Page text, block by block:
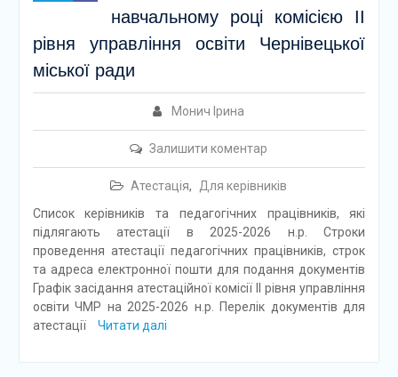
навчальному році комісією ІІ
рівня управління освіти Чернівецької
міської ради
Монич Ірина
Залишити коментар
Атестація,
Для керівників
Список керівників та педагогічних працівників, які
підлягають атестації в 2025-2026 н.р. Строки
проведення атестації педагогічних працівників, строк
та адреса електронної пошти для подання документів
Графік засідання атестаційної комісії ІІ рівня управління
освіти ЧМР на 2025-2026 н.р. Перелік документів для
атестації
Читати далі